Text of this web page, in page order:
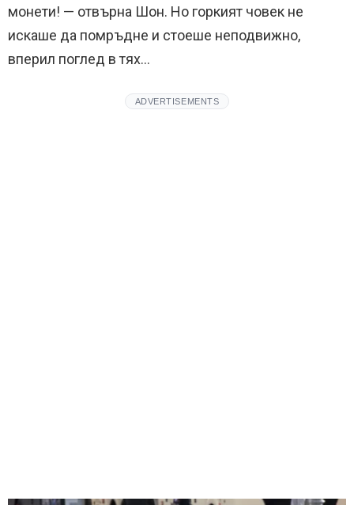
монети! — отвърна Шон. Но горкият човек не
искаше да помръдне и стоеше неподвижно,
вперил поглед в тях…
ADVERTISEMENTS